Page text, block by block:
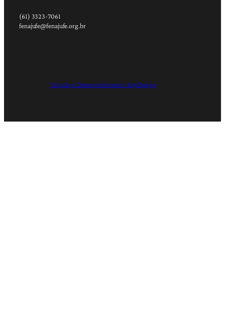
(61) 3323-7061
fenajufe@fenajufe.org.br
Criação e Desenvolvimento: RapDesign